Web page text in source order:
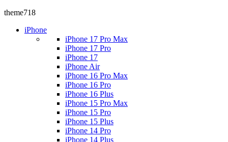
theme718
iPhone
iPhone 17 Pro Max
iPhone 17 Pro
iPhone 17
iPhone Air
iPhone 16 Pro Max
iPhone 16 Pro
iPhone 16 Plus
iPhone 15 Pro Max
iPhone 15 Pro
iPhone 15 Plus
iPhone 14 Pro
iPhone 14 Plus